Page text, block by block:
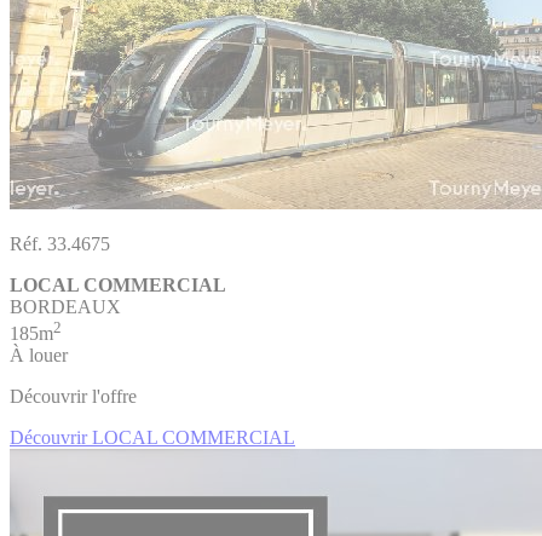
Réf. 33.4675
LOCAL COMMERCIAL
BORDEAUX
185m2
À louer
Découvrir l'offre
Découvrir LOCAL COMMERCIAL